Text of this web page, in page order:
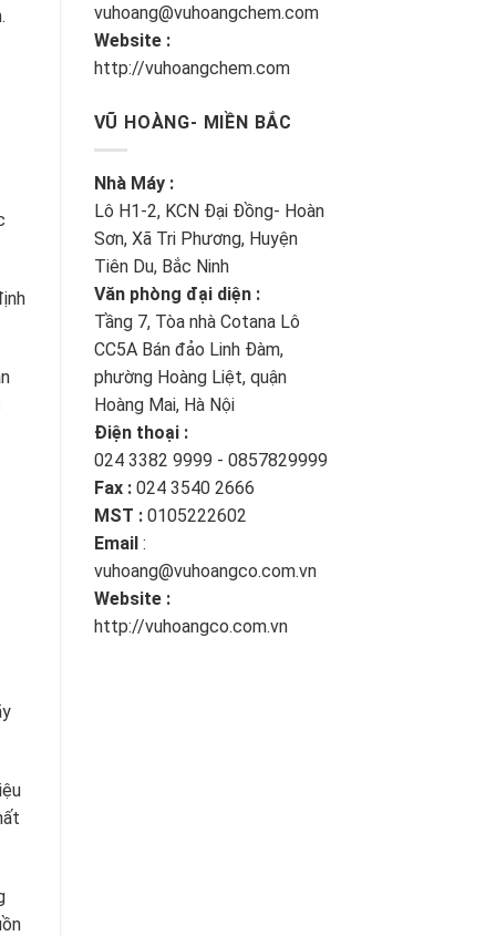
vuhoang@vuhoangchem.com
Website :
http://vuhoangchem.com
VŨ HOÀNG- MIỀN BẮC
Nhà Máy :
Lô H1-2, KCN Đại Đồng- Hoàn
Sơn, Xã Tri Phương, Huyện
Tiên Du, Bắc Ninh
Văn phòng đại diện :
Tầng 7, Tòa nhà Cotana Lô
CC5A Bán đảo Linh Đàm,
phường Hoàng Liệt, quận
Hoàng Mai, Hà Nội
Điện thoại :
024 3382 9999 - 0857829999
Fax : 024 3540 2666
MST : 0105222602
Email :
vuhoang@vuhoangco.com.vn
Website :
http://vuhoangco.com.vn